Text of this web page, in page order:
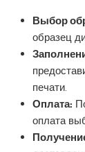
Выбор
образец
печати.
Оплата:
оплата